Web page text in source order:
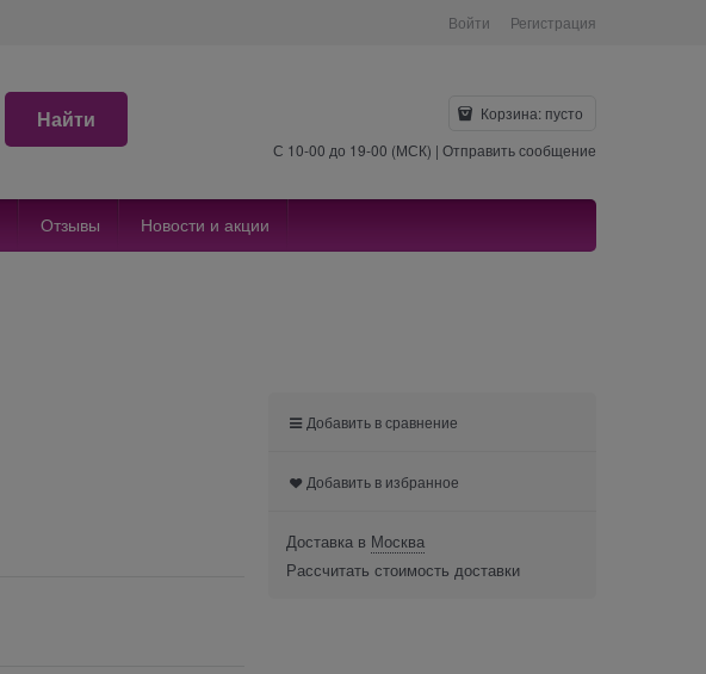
Войти Регистрация
Найти Корзина: пусто
С 10-00 до 19-00 (МСК) | Отправить сообщение
Отзывы Новости и акции
Добавить в сравнение
Добавить в избранное
Доставка в Москва
Рассчитать стоимость доставки